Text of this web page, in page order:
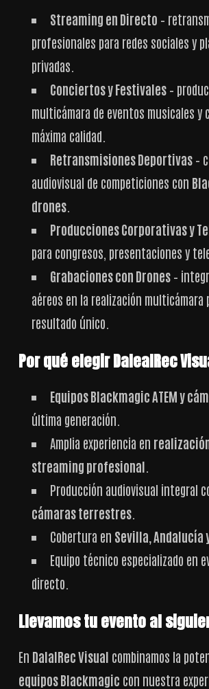
Streaming en Directo –
profesionales para redes sociales y
privadas.
Conciertos y Festivales–
multicámara de eventos musicales y
máxima calidad.
Retransmisiones Deportivas–
audiovisual de competiciones con
drones.
Producciones Corporativas y
para congresos, presentaciones y
Grabaciones con Drones–
aéreos en la realización multicámara
resultado único.
Por qué elegir DalealRec
Equipos Blackmagic ATEM y
última generación.
Amplia experiencia en
streaming profesional
Producción audiovisual integral
cámaras terrestres.
Cobertura en Sevilla, Andalucía
Equipo técnico especializado en
directo.
Llevamos tu evento al
En DalalRec Visual combinamos la
equipos Blackmagic con nuestra